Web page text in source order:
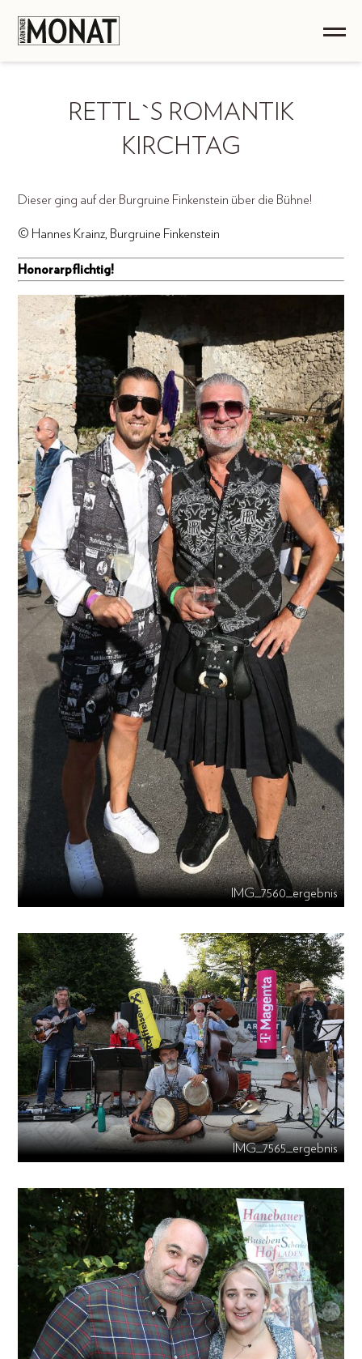
RETTL`S ROMANTIK
KIRCHTAG
Dieser ging auf der Burgruine Finkenstein über die Bühne!
© Hannes Krainz, Burgruine Finkenstein
Honorarpflichtig!
IMG_7560_ergebnis
IMG_7565_ergebnis